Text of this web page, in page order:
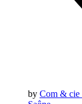
by Com & cie